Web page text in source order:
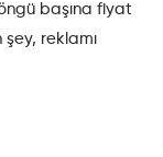
başına fiyat
şey, reklamı